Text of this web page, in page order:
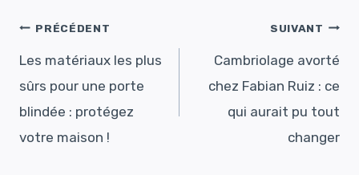
Navigation
de
l’article
PRÉCÉDENT
Les matériaux les plus
sûrs pour une porte
blindée : protégez
votre maison !
SUIVANT
Cambriolage avorté
chez Fabian Ruiz : ce
qui aurait pu tout
changer